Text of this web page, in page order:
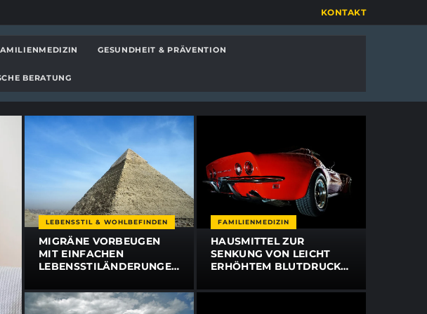
KONTAKT
GESUNDHEIT & PRÄVENTION
BERATUNG
LEBENSSTIL & WOHLBEFINDEN
MIGRÄNE VORBEUGEN
MIT EINFACHEN
LEBENSSTILÄNDERUNGEN:
FAMILIENMEDIZIN
HAUSMITTEL ZUR
SENKUNG VON LEICHT
ERHÖHTEM BLUTDRUCK: